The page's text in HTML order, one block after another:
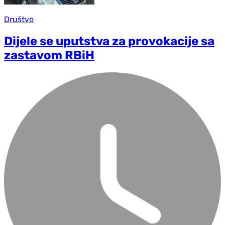
Društvo
Dijele se uputstva za provokacije sa
zastavom RBiH